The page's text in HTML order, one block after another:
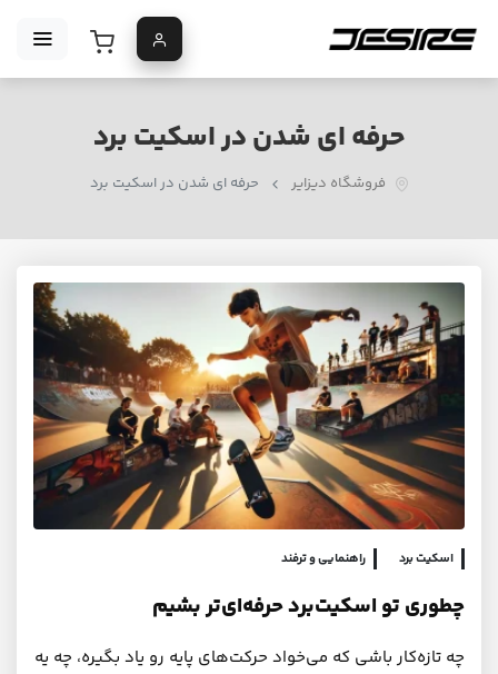
حرفه ای شدن در اسکیت برد
فروشگاه دیزایر حرفه ای شدن در اسکیت برد
اسکیت برد راهنمایی و ترفند
چطوری تو اسکیت‌برد حرفه‌ای‌تر بشیم
چه تازه‌کار باشی که می‌خواد حرکت‌های پایه رو یاد بگیره، چه یه